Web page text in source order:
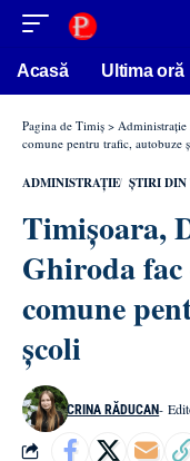
conținut
Acasă Ultima oră
Pagina de Timiș > Administrație
comune pentru trafic, autobuze
ADMINISTRAȚIE ȘTIRI
Timișoara,
Ghiroda
comune
școli
CRINA RĂDUCAN-